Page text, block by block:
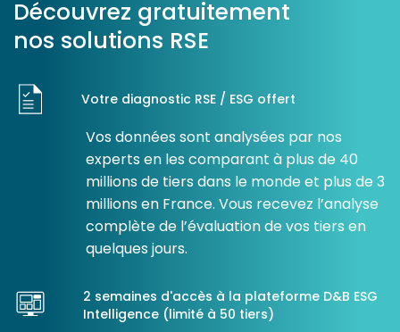
Découvrez gratuitement
nos solutions RSE
Votre diagnostic RSE / ESG offert
Vos données sont analysées par nos
experts en les comparant à plus de 40
millions de tiers dans le monde et plus de 3
millions en France. Vous recevez l’analyse
complète de l’évaluation de vos tiers en
quelques jours.
2 semaines d'accès à la plateforme D&B ESG
Intelligence (limité à 50 tiers)